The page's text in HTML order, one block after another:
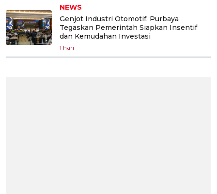
NEWS
Genjot Industri Otomotif, Purbaya
Tegaskan Pemerintah Siapkan Insentif
dan Kemudahan Investasi
1 hari